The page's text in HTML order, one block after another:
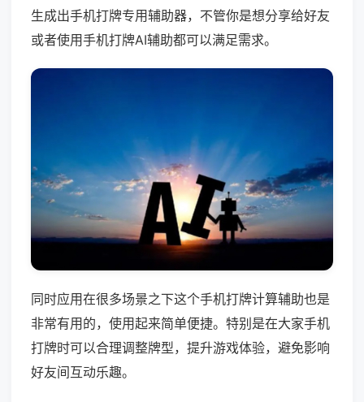
生成出手机打牌专用辅助器，不管你是想分享给好友
或者使用手机打牌AI辅助都可以满足需求。
同时应用在很多场景之下这个手机打牌计算辅助也是
非常有用的，使用起来简单便捷。特别是在大家手机
打牌时可以合理调整牌型，提升游戏体验，避免影响
好友间互动乐趣。